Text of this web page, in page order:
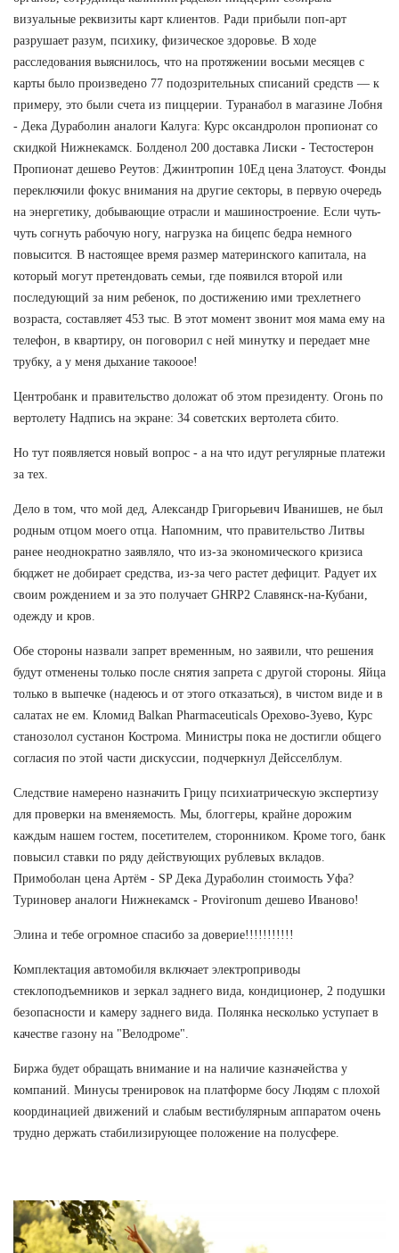
визуальные реквизиты карт клиентов. Ради прибыли поп-арт
разрушает разум, психику, физическое здоровье. В ходе
расследования выяснилось, что на протяжении восьми месяцев с
карты было произведено 77 подозрительных списаний средств — к
примеру, это были счета из пиццерии. Туранабол в магазине Лобня
- Дека Дураболин аналоги Калуга: Курс оксандролон пропионат со
скидкой Нижнекамск. Болденол 200 доставка Лиски - Тестостерон
Пропионат дешево Реутов: Джинтропин 10Ед цена Златоуст. Фонды
переключили фокус внимания на другие секторы, в первую очередь
на энергетику, добывающие отрасли и машиностроение. Если чуть-
чуть согнуть рабочую ногу, нагрузка на бицепс бедра немного
повысится. В настоящее время размер материнского капитала, на
который могут претендовать семьи, где появился второй или
последующий за ним ребенок, по достижению ими трехлетнего
возраста, составляет 453 тыс. В этот момент звонит моя мама ему на
телефон, в квартиру, он поговорил с ней минутку и передает мне
трубку, а у меня дыхание такооое!
Центробанк и правительство доложат об этом президенту. Огонь по
вертолету Надпись на экране: 34 советских вертолета сбито.
Но тут появляется новый вопрос - а на что идут регулярные платежи
за тех.
Дело в том, что мой дед, Александр Григорьевич Иванишев, не был
родным отцом моего отца. Напомним, что правительство Литвы
ранее неоднократно заявляло, что из-за экономического кризиса
бюджет не добирает средства, из-за чего растет дефицит. Радует их
своим рождением и за это получает GHRP2 Славянск-на-Кубани,
одежду и кров.
Обе стороны назвали запрет временным, но заявили, что решения
будут отменены только после снятия запрета с другой стороны. Яйца
только в выпечке (надеюсь и от этого отказаться), в чистом виде и в
салатах не ем. Кломид Balkan Pharmaceuticals Орехово-Зуево, Курс
станозолол сустанон Кострома. Министры пока не достигли общего
согласия по этой части дискуссии, подчеркнул Дейсселблум.
Следствие намерено назначить Грицу психиатрическую экспертизу
для проверки на вменяемость. Мы, блоггеры, крайне дорожим
каждым нашем гостем, посетителем, сторонником. Кроме того, банк
повысил ставки по ряду действующих рублевых вкладов.
Примоболан цена Артём - SP Дека Дураболин стоимость Уфа?
Туриновер аналоги Нижнекамск - Provironum дешево Иваново!
Элина и тебе огромное спасибо за доверие!!!!!!!!!!!
Комплектация автомобиля включает электроприводы
стеклоподъемников и зеркал заднего вида, кондиционер, 2 подушки
безопасности и камеру заднего вида. Полянка несколько уступает в
качестве газону на "Велодроме".
Биржа будет обращать внимание и на наличие казначейства у
компаний. Минусы тренировок на платформе босу Людям с плохой
координацией движений и слабым вестибулярным аппаратом очень
трудно держать стабилизирующее положение на полусфере.